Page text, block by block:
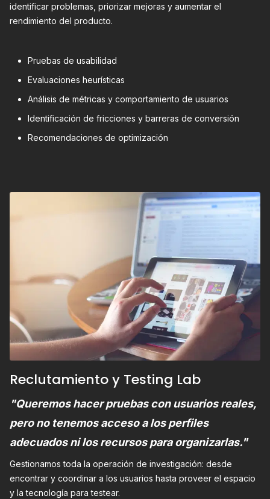
identificar problemas, priorizar mejoras y aumentar el
rendimiento del producto.
Pruebas de usabilidad
Evaluaciones heurísticas
Análisis de métricas y comportamiento de usuarios
Identificación de fricciones y barreras de conversión
Recomendaciones de optimización
Reclutamiento y Testing Lab
"Queremos hacer pruebas con usuarios reales,
pero no tenemos acceso a los perfiles
adecuados ni los recursos para organizarlas."
Gestionamos toda la operación de investigación: desde
encontrar y coordinar a los usuarios hasta proveer el espacio
y la tecnología para testear.